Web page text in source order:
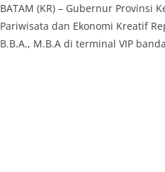
BATAM (KR) – Gubernur Provinsi
Pariwisata dan Ekonomi Kreatif
B.B.A., M.B.A di terminal VIP